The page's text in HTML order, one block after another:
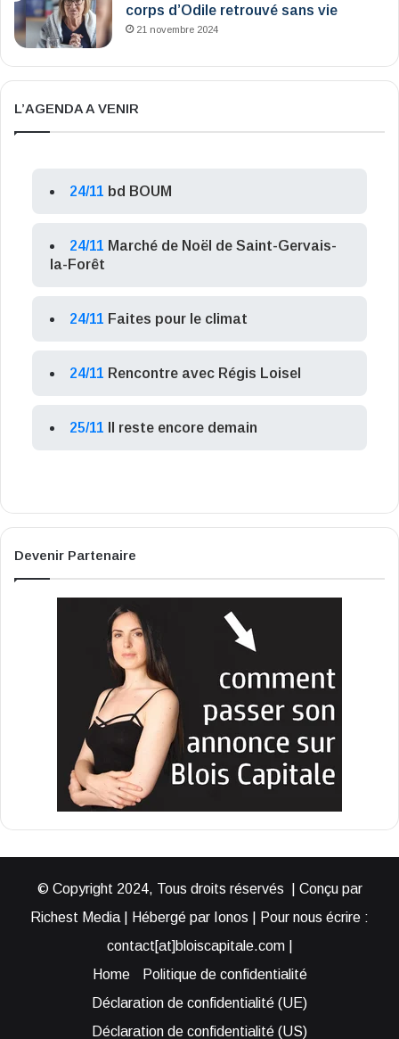
corps d’Odile retrouvé sans vie
21 novembre 2024
L’AGENDA A VENIR
24/11 bd BOUM
24/11 Marché de Noël de Saint-Gervais-
la-Forêt
24/11 Faites pour le climat
24/11 Rencontre avec Régis Loisel
25/11 Il reste encore demain
Devenir Partenaire
© Copyright 2024, Tous droits réservés | Conçu par
Richest Media | Hébergé par Ionos | Pour nous écrire :
contact[at]bloiscapitale.com |
Home
Politique de confidentialité
Déclaration de confidentialité (UE)
Déclaration de confidentialité (US)